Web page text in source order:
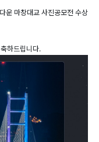
운 마창대교 사진공모전 수상
하드립니다.